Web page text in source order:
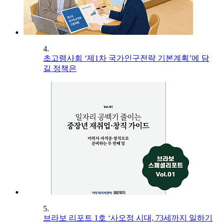
4.
초고령사회 ‘제1차 국가인구전략 기본계획’에 담
길 정책은
5.
브라보 리포트 1호 ‘사오정 시대, 73세까지 일하기